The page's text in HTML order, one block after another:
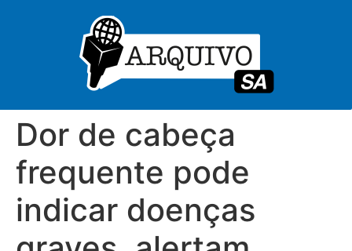
Dor de cabeça
frequente pode
indicar doenças